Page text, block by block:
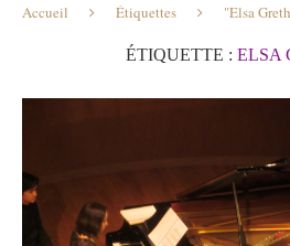
Accueil Étiquettes "Elsa
ÉTIQUETTE : ELSA